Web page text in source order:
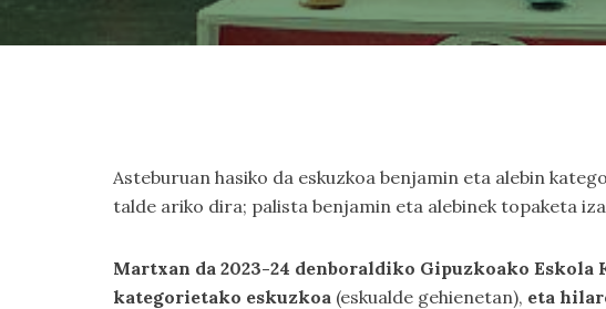
Asteburuan hasiko da eskuzkoa benjamin eta alebin
talde ariko dira; palista benjamin eta alebinek topaketa
Martxan da 2023-24 denboraldiko Gipuzkoako
kategorietako eskuzkoa (eskualde gehienetan), eta